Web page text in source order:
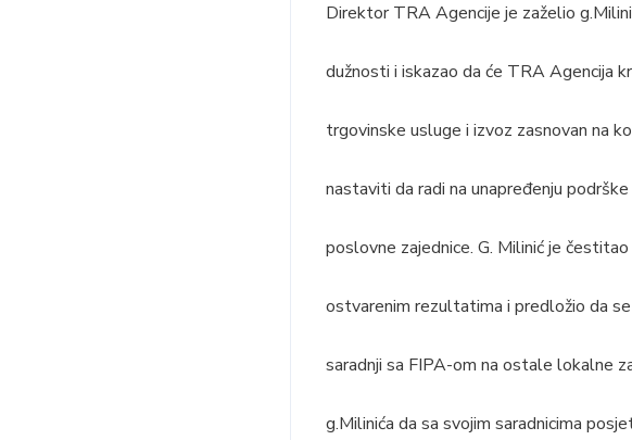
Direktor TRA Agencije je zaželio
dužnosti i iskazao da će TRA Agencija
trgovinske usluge i izvoz zasnovan na
nastaviti da radi na unapređenju
poslovne zajednice. G. Milinić je
ostvarenim rezultatima i predložio da
saradnji sa FIPA-om na ostale lokalne
g.Milinića da sa svojim saradnicima